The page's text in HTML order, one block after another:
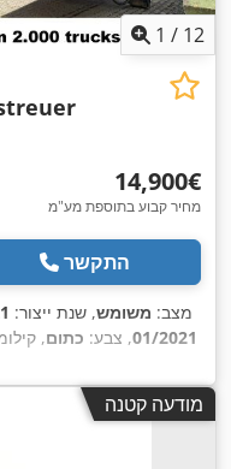
1 / 12
‏14,900 ‏€
מחיר קבוע בתוספת מע"מ
התקשר
מצב: משומש, שנת ייצור:
01/2021, צבע: כתום,
מודעה קטנה